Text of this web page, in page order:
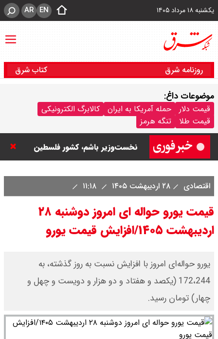
یکشنبه ۱۸ مرداد ۱۴۰۵ EN
AR
روزنامه شرق کتاب شرق
موضوعات داغ:
قیمت دلار حمله آمریکا به ایران
کالابرگ الکترونیکی
قیمت طلا
تنگه هرمز
نتانیاهو: تا زمان خلع سلاح حماس از
غزه خارج نمی‌شویم / تا زمانی که
نخست‌وزیر باشم، کشور فلسطین
ورزشگاه آزادی به نیم فصل اول لیگ
برتر می رسد ؟
سنتی جمهوری‌خواهان را از دست می
دهد؟
یک ادعا: برخی مالکان اجاره بها را ۶۰
اقتصادی ۲۸ اردیبهشت ۱۴۰۵
قیمت یورو حواله ای امروز دوشنبه ۲۸
اردیبهشت ۱۴۰۵/افزایش قیمت یورو
یورو حواله‌ای امروز با افزایش نسبت به روز گذشته، به
172،244 (یکصد و هفتاد و دو هزار و دویست و چهل و
چهار) تومان رسید.